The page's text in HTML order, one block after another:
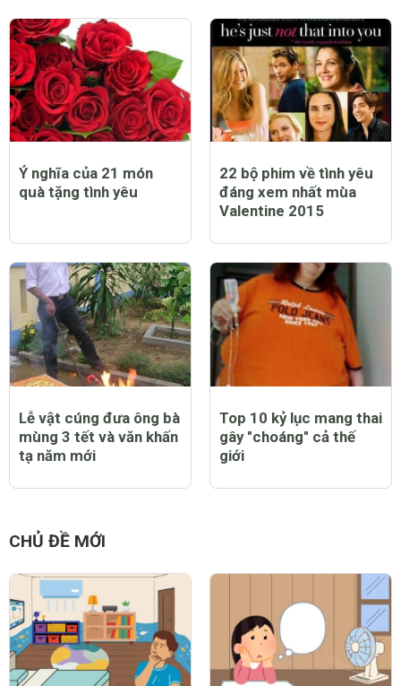
CHỦ ĐỀ LIÊN QUAN
Ý nghĩa của 21 món
quà tặng tình yêu
22 bộ phim về tình yêu
đáng xem nhất mùa
Valentine 2015
tạ năm mới
CHỦ ĐỀ MỚI